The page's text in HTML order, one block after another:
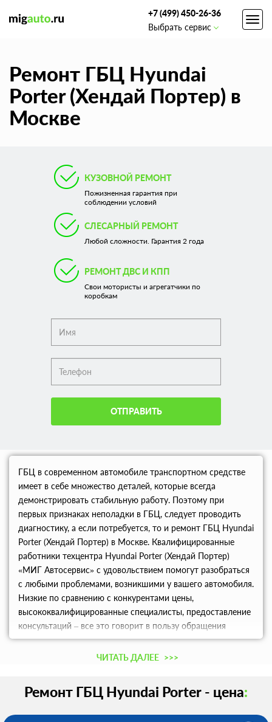
+7 (499) 450-26-36
Выбрать сервис
Ремонт ГБЦ Hyundai
Porter (Хендай Портер) в
Москве
КУЗОВНОЙ РЕМОНТ
Пожизненная гарантия при
соблюдении условий
СЛЕСАРНЫЙ РЕМОНТ
Любой сложности. Гарантия 2 года
РЕМОНТ ДВС И КПП
Свои мотористы и агрегатчики по
коробкам
ОТПРАВИТЬ
ГБЦ в современном автомобиле транспортном средстве
имеет в себе множество деталей, которые всегда
демонстрировать стабильную работу. Поэтому при
первых признаках неполадки в ГБЦ, следует проводить
диагностику, а если потребуется, то и ремонт ГБЦ Hyundai
Porter (Хендай Портер) в Москве. Квалифицированные
работники техцентра Hyundai Porter (Хендай Портер)
«МИГ Автосервис» с удовольствием помогут разобраться
с любыми проблемами, возникшими у вашего автомобиля.
Низкие по сравнению с конкурентами цены,
высококвалифицированные специалисты, предоставление
консультаций – все это говорит в пользу обращения
именно в этот техцентр.
ЧИТАТЬ ДАЛЕЕ >>>
Ремонт ГБЦ Hyundai Porter - цена: